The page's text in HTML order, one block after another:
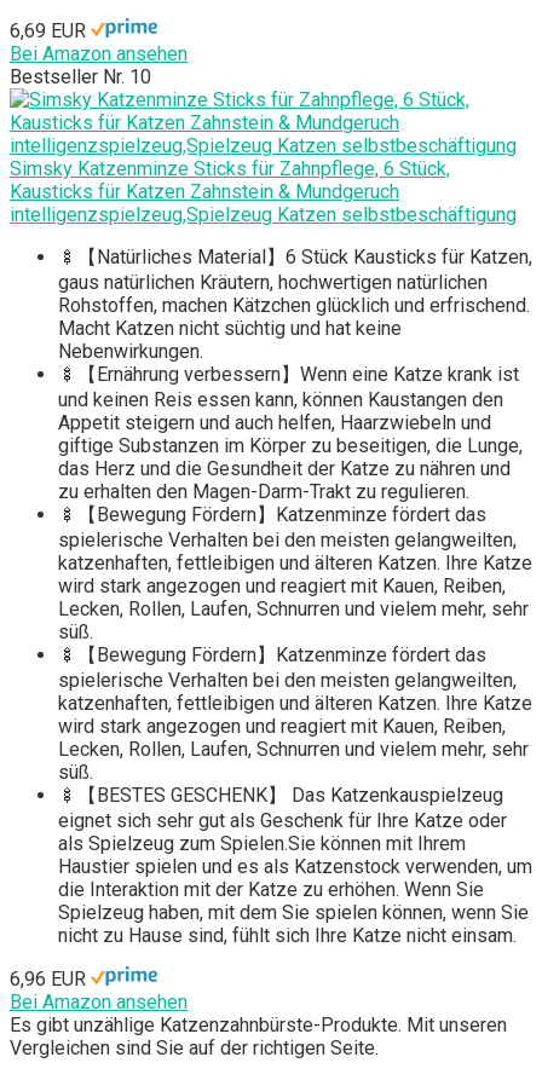
6,69 EUR
Bei Amazon ansehen
Bestseller Nr. 10
Simsky Katzenminze Sticks für Zahnpflege, 6 Stück,
Kausticks für Katzen Zahnstein & Mundgeruch
intelligenzspielzeug,Spielzeug Katzen selbstbeschäftigung
🍢【Natürliches Material】6 Stück Kausticks für Katzen,
gaus natürlichen Kräutern, hochwertigen natürlichen
Rohstoffen, machen Kätzchen glücklich und erfrischend.
Macht Katzen nicht süchtig und hat keine
Nebenwirkungen.
🍢【Ernährung verbessern】Wenn eine Katze krank ist
und keinen Reis essen kann, können Kaustangen den
Appetit steigern und auch helfen, Haarzwiebeln und
giftige Substanzen im Körper zu beseitigen, die Lunge,
das Herz und die Gesundheit der Katze zu nähren und
zu erhalten den Magen-Darm-Trakt zu regulieren.
🍢【Bewegung Fördern】Katzenminze fördert das
spielerische Verhalten bei den meisten gelangweilten,
katzenhaften, fettleibigen und älteren Katzen. Ihre Katze
wird stark angezogen und reagiert mit Kauen, Reiben,
Lecken, Rollen, Laufen, Schnurren und vielem mehr, sehr
süß.
🍢【Bewegung Fördern】Katzenminze fördert das
spielerische Verhalten bei den meisten gelangweilten,
katzenhaften, fettleibigen und älteren Katzen. Ihre Katze
wird stark angezogen und reagiert mit Kauen, Reiben,
Lecken, Rollen, Laufen, Schnurren und vielem mehr, sehr
süß.
🍢【BESTES GESCHENK】 Das Katzenkauspielzeug
eignet sich sehr gut als Geschenk für Ihre Katze oder
als Spielzeug zum Spielen.Sie können mit Ihrem
Haustier spielen und es als Katzenstock verwenden, um
die Interaktion mit der Katze zu erhöhen. Wenn Sie
Spielzeug haben, mit dem Sie spielen können, wenn Sie
nicht zu Hause sind, fühlt sich Ihre Katze nicht einsam.
6,96 EUR
Bei Amazon ansehen
Es gibt unzählige Katzenzahnbürste-Produkte. Mit unseren
Vergleichen sind Sie auf der richtigen Seite.